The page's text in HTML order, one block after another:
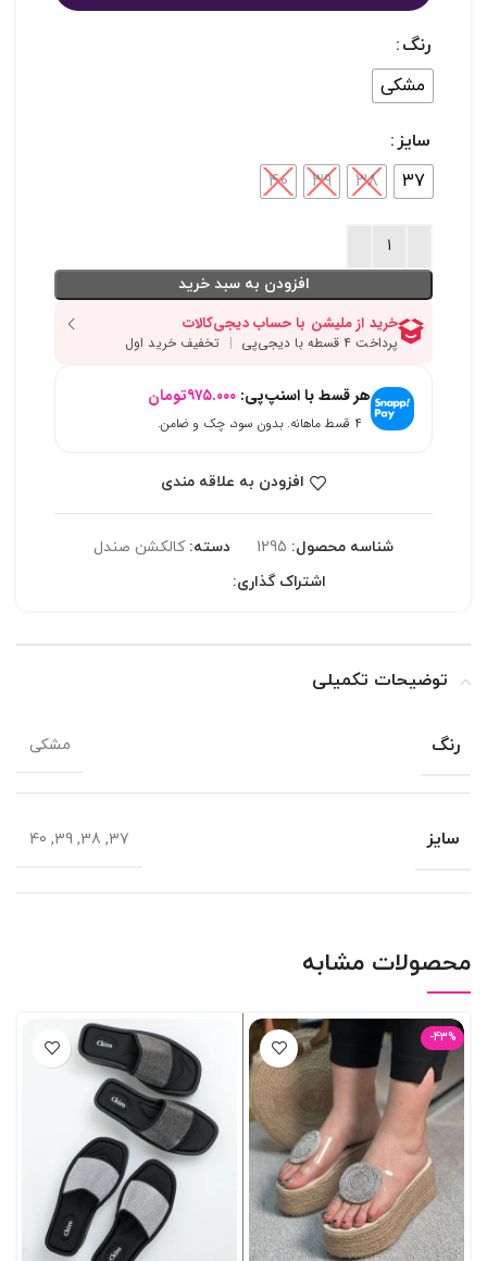
رنگ
مشکی
سایز
37
38
39
40
افزودن به سبد خرید
هر قسط با اسنپ‌پی: ۹۷۵.۰۰۰تومان
۴ قسط ماهانه. بدون سود، چک و ضامن.
افزودن به علاقه مندی
شناسه محصول: 1295 دسته: کالکشن صندل
اشتراک گذاری:
توضیحات تکمیلی
رنگ مشکی
سایز 37, 38, 39, 40
محصولات مشابه
-43%